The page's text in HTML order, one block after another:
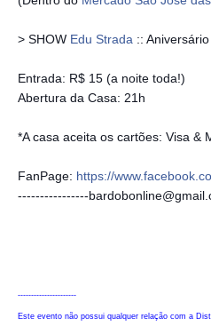
> SHOW Edu Strada ::
Entrada: R$ 15 (a noite toda!)
Abertura da Casa: 21h
*A casa aceita os cartões: Visa &
FanPage: https://
----------------bardobonli
----------------------
Este evento não possui qualquer relação com a